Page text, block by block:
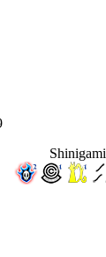
Shinigami